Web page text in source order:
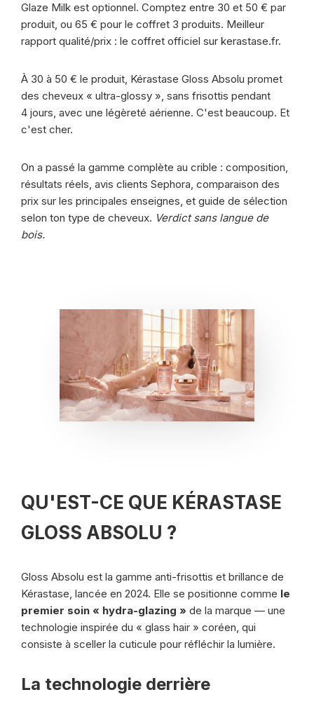
Glaze Milk est optionnel. Comptez entre 30 et 50 € par
produit, ou 65 € pour le coffret 3 produits. Meilleur
rapport qualité/prix : le coffret officiel sur kerastase.fr.
À 30 à 50 € le produit, Kérastase Gloss Absolu promet
des cheveux « ultra-glossy », sans frisottis pendant
4 jours, avec une légèreté aérienne. C'est beaucoup. Et
c'est cher.
On a passé la gamme complète au crible : composition,
résultats réels, avis clients Sephora, comparaison des
prix sur les principales enseignes, et guide de sélection
selon ton type de cheveux. Verdict sans langue de
bois.
QU'EST-CE QUE KÉRASTASE
GLOSS ABSOLU ?
Gloss Absolu est la gamme anti-frisottis et brillance de
Kérastase, lancée en 2024. Elle se positionne comme le
premier soin « hydra-glazing » de la marque — une
technologie inspirée du « glass hair » coréen, qui
consiste à sceller la cuticule pour réfléchir la lumière.
La technologie derrière